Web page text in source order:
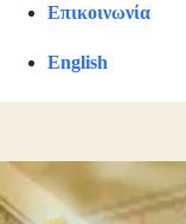
Επικοινωνία
English